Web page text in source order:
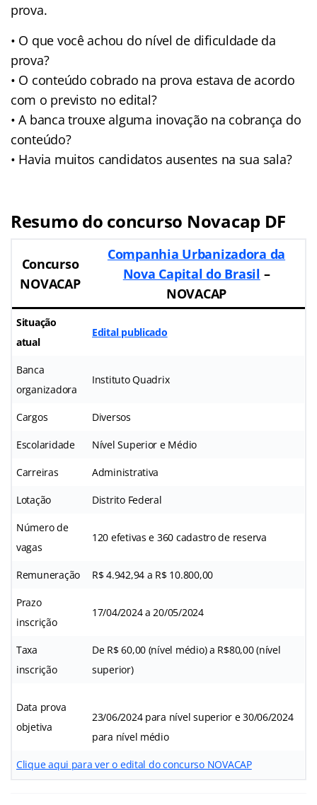
prova.
• O que você achou do nível de dificuldade da
prova?
• O conteúdo cobrado na prova estava de acordo
com o previsto no edital?
• A banca trouxe alguma inovação na cobrança do
conteúdo?
• Havia muitos candidatos ausentes na sua sala?
Resumo do concurso Novacap DF
Concurso
NOVACAP
Companhia Urbanizadora da
Nova Capital do Brasil –
NOVACAP
Situação
atual
Edital publicado
Banca
organizadora
Instituto Quadrix
Cargos Diversos
Escolaridade Nível Superior e Médio
Carreiras Administrativa
Lotação Distrito Federal
Número de
vagas
120 efetivas e 360 cadastro de reserva
Remuneração R$ 4.942,94 a R$ 10.800,00
Prazo
inscrição
17/04/2024 a 20/05/2024
Taxa
inscrição
De R$ 60,00 (nível médio) a R$80,00 (nível
superior)
Data prova
objetiva
23/06/2024 para nível superior e 30/06/2024
para nível médio
Clique aqui para ver o edital do concurso NOVACAP